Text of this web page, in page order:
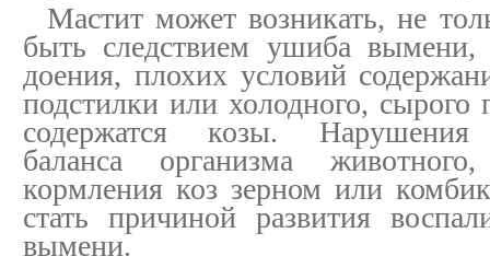
Мастит может возникать, не
быть следствием ушиба
доения, плохих условий
подстилки или холодного,
содержатся козы. Нарушения
баланса организма
кормления коз зерном или
стать причиной развития
вымени.